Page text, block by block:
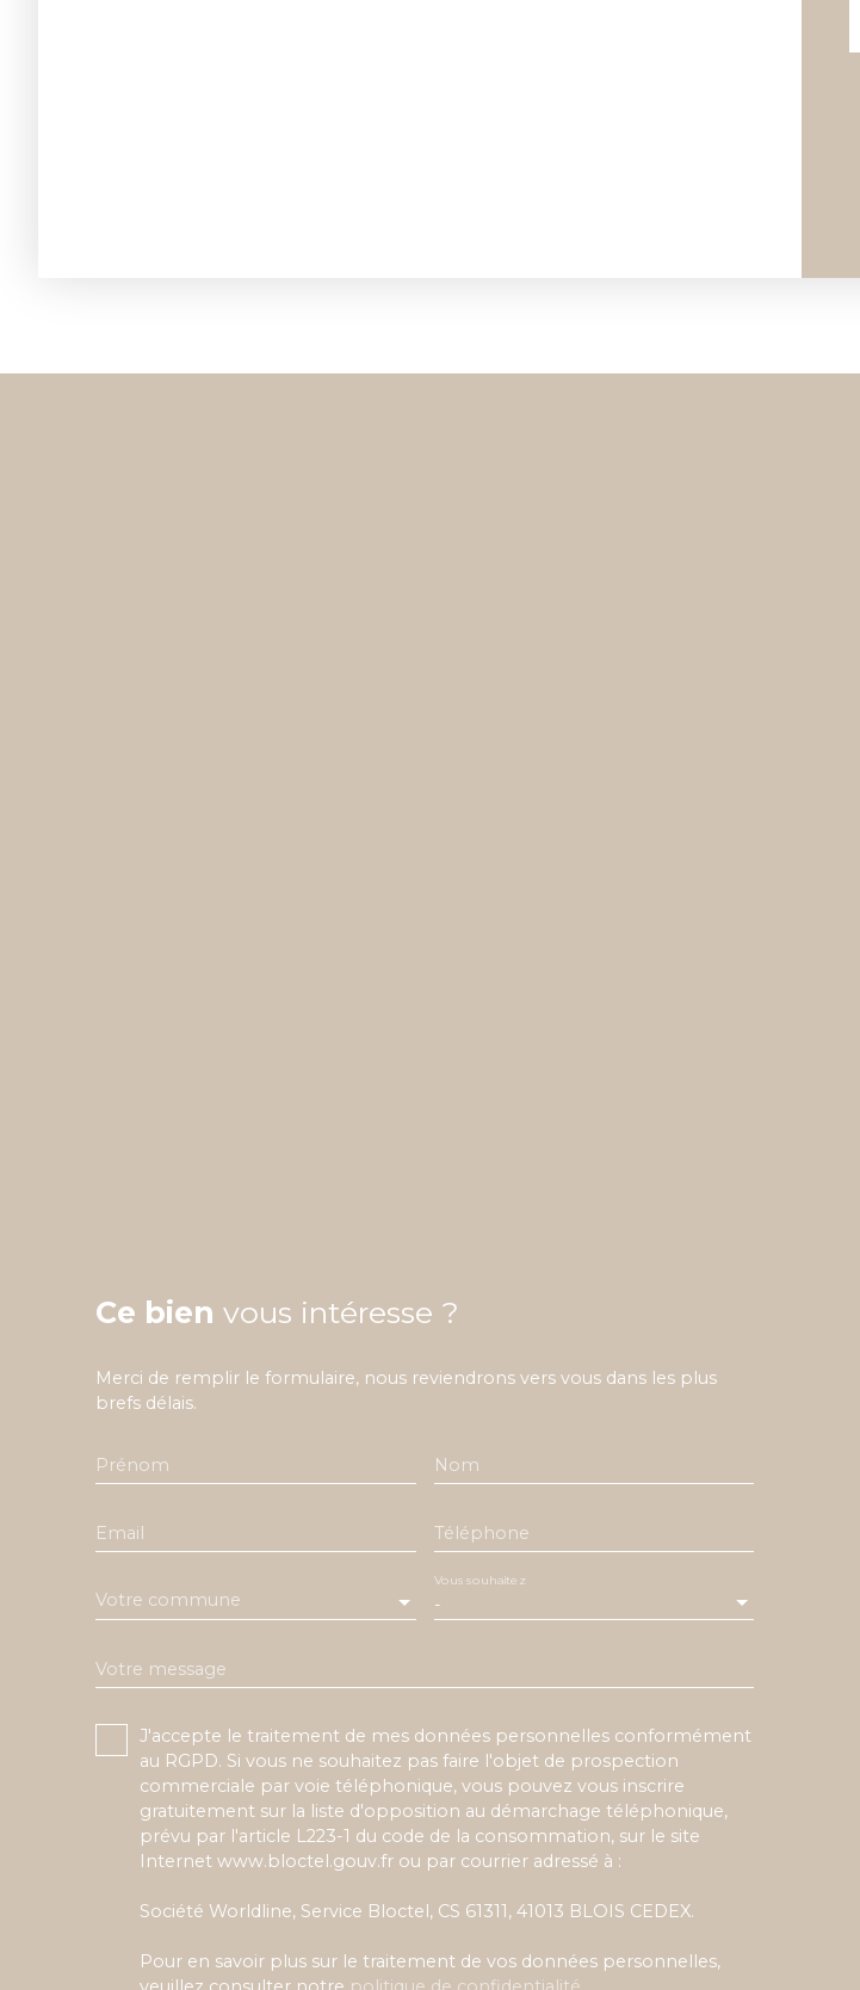
Ce bien vous intéresse ?
Merci de remplir le formulaire, nous reviendrons vers vous dans les plus
brefs délais.
Prénom Nom
Email Téléphone
Votre commune -
Vous souhaitez
Votre message
J'accepte le traitement de mes données personnelles conformément
au RGPD. Si vous ne souhaitez pas faire l'objet de prospection
commerciale par voie téléphonique, vous pouvez vous inscrire
gratuitement sur la liste d'opposition au démarchage téléphonique,
prévu par l'article L223-1 du code de la consommation, sur le site
Internet www.bloctel.gouv.fr ou par courrier adressé à :
Société Worldline, Service Bloctel, CS 61311, 41013 BLOIS CEDEX.
Pour en savoir plus sur le traitement de vos données personnelles,